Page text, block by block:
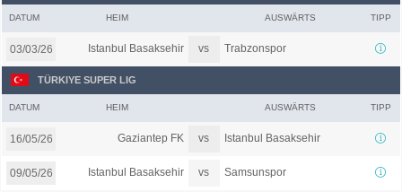
DATUM HEIM AUSWÄRTS TIPP
03/03/26 Istanbul Basaksehir vs Trabzonspor
TÜRKIYE SUPER LIG
DATUM HEIM AUSWÄRTS TIPP
16/05/26 Gaziantep FK vs Istanbul Basaksehir
09/05/26 Istanbul Basaksehir vs Samsunspor